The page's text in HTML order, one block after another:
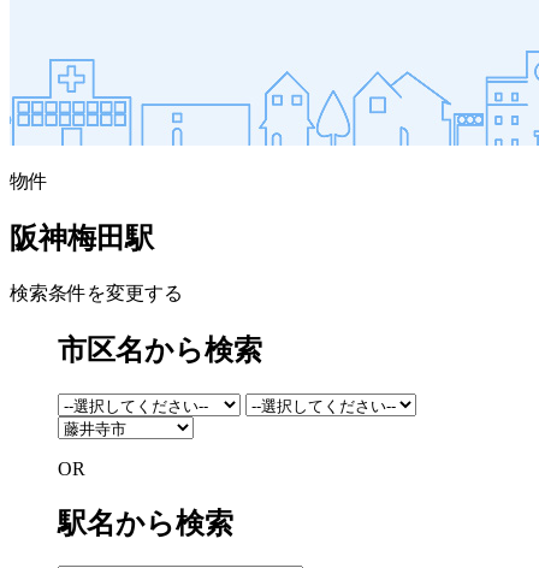
物件
阪神梅田駅
検索条件を変更する
市区名から検索
OR
駅名から検索